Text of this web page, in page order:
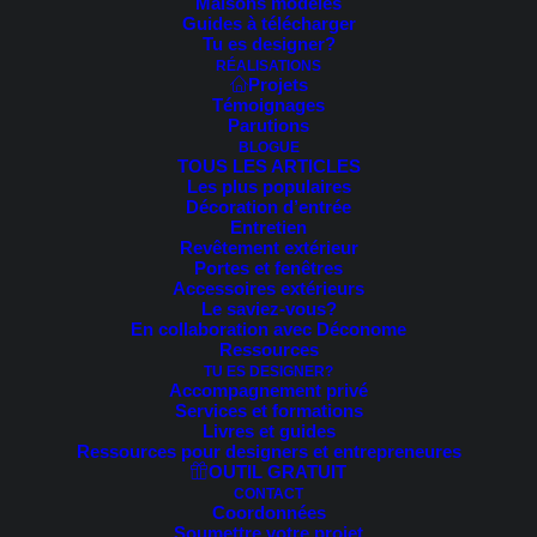
Guides à télécharger
Tu es designer?
RÉALISATIONS
Projets
Témoignages
Parutions
BLOGUE
TOUS LES ARTICLES
Les plus populaires
Décoration d’entrée
Entretien
Revêtement extérieur
Portes et fenêtres
Accessoires extérieurs
Le saviez-vous?
En collaboration avec Déconome
Ressources
TU ES DESIGNER?
Accompagnement privé
Services et formations
Livres et guides
Ressources pour designers et entrepreneures
OUTIL GRATUIT
CONTACT
Coordonnées
Soumettre votre projet
2 résultats affichésTrié